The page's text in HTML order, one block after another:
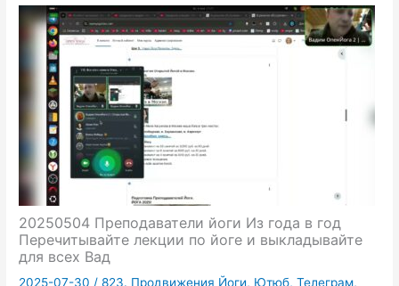
20250504 Преподаватели йоги Из года в год
Перечитывайте лекции по йоге и выкладывайте
для всех Вад
2025-07-30 /823. Продвижения Йоги, Ютюб, Телеграм,